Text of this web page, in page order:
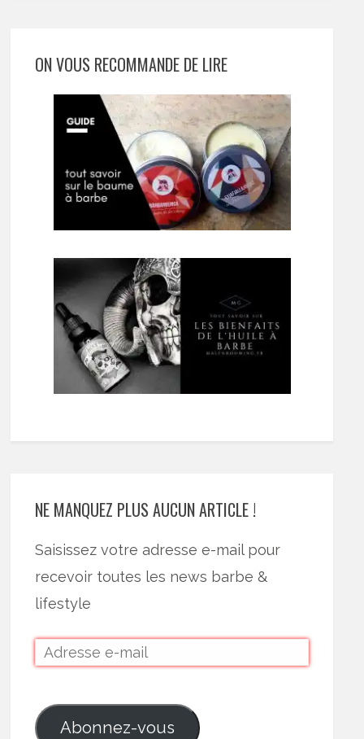
ON VOUS RECOMMANDE DE LIRE
NE MANQUEZ PLUS AUCUN ARTICLE !
Saisissez votre adresse e-mail pour
recevoir toutes les news barbe &
lifestyle
Abonnez-vous